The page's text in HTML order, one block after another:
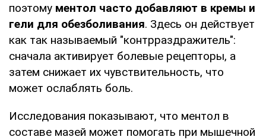
поэтому ментол часто добавляют в кремы и
гели для обезболивания. Здесь он действует
как так называемый "контрраздражитель":
сначала активирует болевые рецепторы, а
затем снижает их чувствительность, что
может ослаблять боль.
Исследования показывают, что ментол в
составе мазей может помогать при мышечной